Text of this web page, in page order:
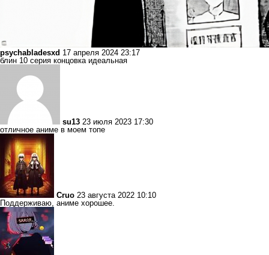
psychabladesxd 17 апреля 2024 23:17
блин 10 серия концовка идеальная
su13 23 июля 2023 17:30
отличное аниме в моем топе
Cruo 23 августа 2022 10:10
Поддерживаю, аниме хорошее.